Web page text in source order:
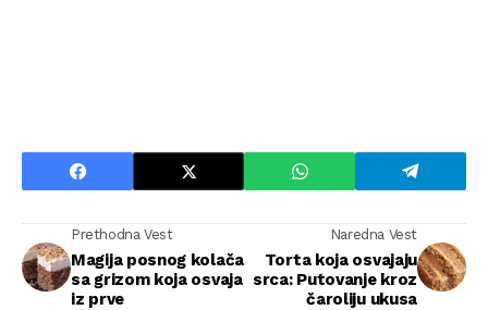
Prethodna Vest
Magija posnog kolača
sa grizom koja osvaja
iz prve
Naredna Vest
Torta koja osvajaju
srca: Putovanje kroz
čaroliju ukusa